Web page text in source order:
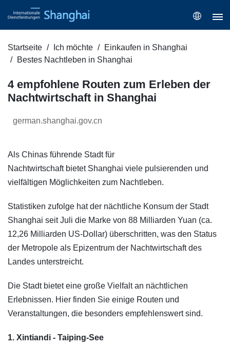
Startseite Ich möchte
Einkaufen in Shanghai
Bestes Nachtleben in Shanghai
4 empfohlene Routen zum Erleben der
Nachtwirtschaft in Shanghai
german.shanghai.gov.cn
Als Chinas führende Stadt für
Nachtwirtschaft bietet Shanghai viele pulsierenden und
vielfältigen Möglichkeiten zum Nachtleben.
Statistiken zufolge hat der nächtliche Konsum der Stadt
Shanghai seit Juli die Marke von 88 Milliarden Yuan (ca.
12,26 Milliarden US-Dollar) überschritten, was den Status
der Metropole als Epizentrum der Nachtwirtschaft des
Landes unterstreicht.
Die Stadt bietet eine große Vielfalt an nächtlichen
Erlebnissen. Hier finden Sie einige Routen und
Veranstaltungen, die besonders empfehlenswert sind.
1. Xintiandi - Taiping-See